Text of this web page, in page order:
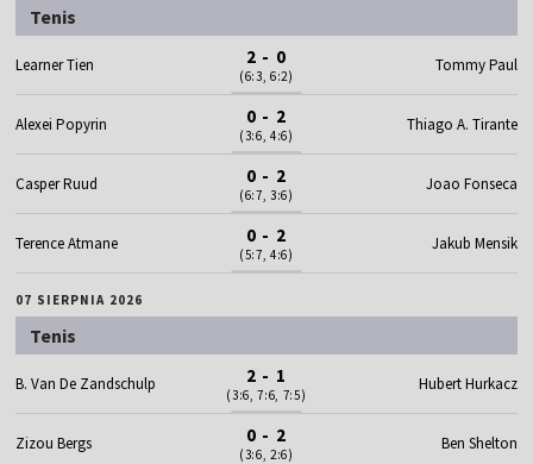
Tenis
Learner Tien 2 - 0
(6:3, 6:2)
Tommy Paul
Alexei Popyrin 0 - 2
(3:6, 4:6)
Thiago A. Tirante
Casper Ruud 0 - 2
(6:7, 3:6)
Joao Fonseca
Terence Atmane 0 - 2
(5:7, 4:6)
Jakub Mensik
07 SIERPNIA 2026
Tenis
B. Van De Zandschulp 2 - 1
(3:6, 7:6, 7:5)
Hubert Hurkacz
Zizou Bergs 0 - 2
(3:6, 2:6)
Ben Shelton